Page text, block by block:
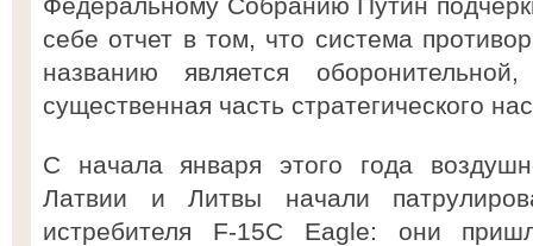
себе отчет в том, что система
названию является
существенная часть стратегического
С начала января этого года
Латвии и Литвы начали
истребителя F-15C Eagle: они